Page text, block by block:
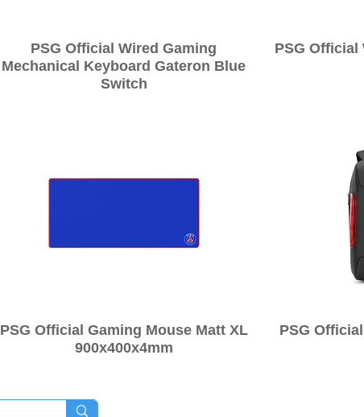
クイックビュー
PSG Official Wired Gaming
Mechanical Keyboard Gateron Blue
Switch
PSG Official
クイックビュー
PSG Official Gaming Mouse Matt XL
900x400x4mm
PSG